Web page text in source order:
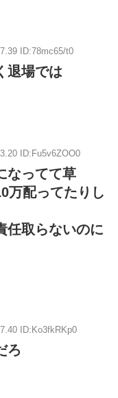
ID:78mc65/t0
退場では
ID:Fu5v6ZOO0
なってて草
万配ってたりし
任取らないのに
ID:Ko3fkRKp0
ろ